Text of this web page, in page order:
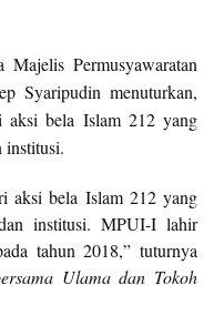
Majelis Permusyawaratan
Syaripudin menuturkan,
aksi bela Islam 212 yang
institusi.
aksi bela Islam 212 yang
institusi. MPUI-I lahir
tahun 2018,” tuturnya
Ulama dan Tokoh